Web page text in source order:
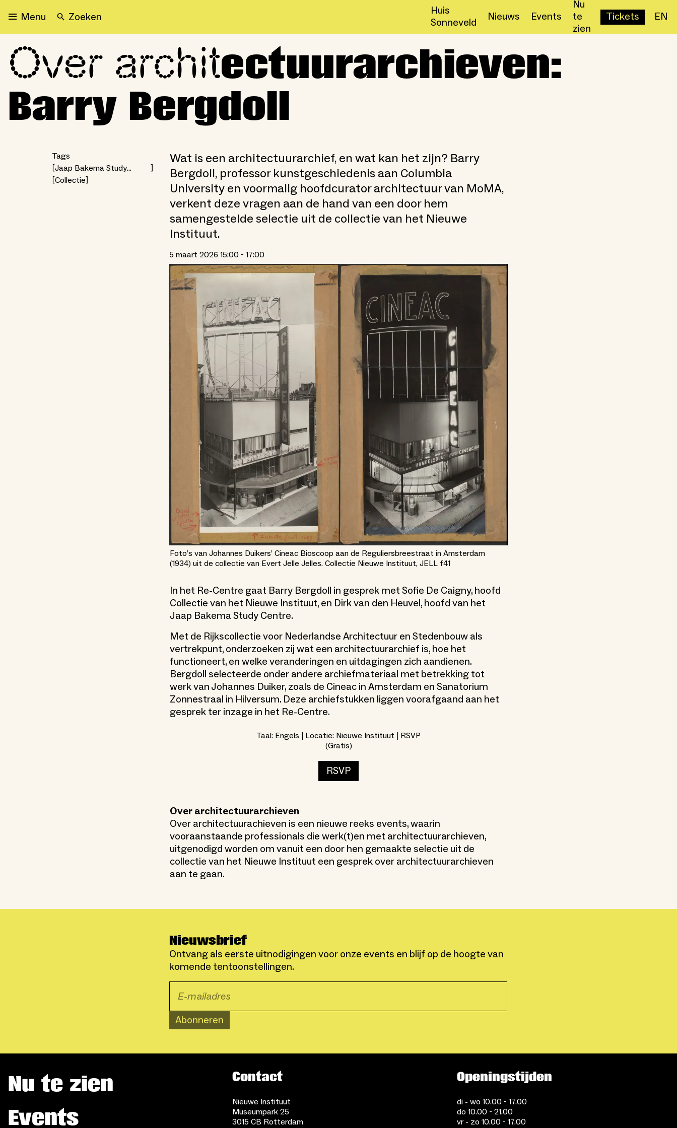
Menu Zoeken
Huis
Sonneveld
Nieuws Events
Nu
te
zien
Tickets EN
Over architectuurarchieven: Barry Bergdoll
Over architectuurarchieven:
Barry Bergdoll
Tags
Jaap Bakema Study
Centre
Collectie
Wat is een architectuurarchief, en wat kan het zijn? Barry
Bergdoll, professor kunstgeschiedenis aan Columbia
University en voormalig hoofdcurator architectuur van MoMA,
verkent deze vragen aan de hand van een door hem
samengestelde selectie uit de collectie van het Nieuwe
Instituut.
5 maart 2026 15:00 - 17:00
Foto’s van Johannes Duikers’ Cineac Bioscoop aan de Reguliersbreestraat in Amsterdam
(1934) uit de collectie van Evert Jelle Jelles. Collectie Nieuwe Instituut, JELL f41
In het Re-Centre gaat Barry Bergdoll in gesprek met Sofie De Caigny, hoofd
Collectie van het Nieuwe Instituut, en Dirk van den Heuvel, hoofd van het
Jaap Bakema Study Centre.
Met de Rijkscollectie voor Nederlandse Architectuur en Stedenbouw als
vertrekpunt, onderzoeken zij wat een architectuurarchief is, hoe het
functioneert, en welke veranderingen en uitdagingen zich aandienen.
Bergdoll selecteerde onder andere archiefmateriaal met betrekking tot
werk van Johannes Duiker, zoals de Cineac in Amsterdam en Sanatorium
Zonnestraal in Hilversum. Deze archiefstukken liggen voorafgaand aan het
gesprek ter inzage in het Re-Centre.
Taal: Engels | Locatie: Nieuwe Instituut | RSVP
(Gratis)
RSVP
Over architectuurarchieven
Over architectuurachieven is een nieuwe reeks events, waarin
vooraanstaande professionals die werk(t)en met architectuurarchieven,
uitgenodigd worden om vanuit een door hen gemaakte selectie uit de
collectie van het Nieuwe Instituut een gesprek over architectuurarchieven
aan te gaan.
Nieuwsbrief
Ontvang als eerste uitnodigingen voor onze events en blijf op de hoogte van
komende tentoonstellingen.
Abonneren
Nu te zien
Events
Contact
Nieuwe Instituut
Museumpark 25
3015 CB Rotterdam
Openingstijden
di - wo 10.00 - 17.00
do 10.00 - 21.00
vr - zo 10.00 - 17.00